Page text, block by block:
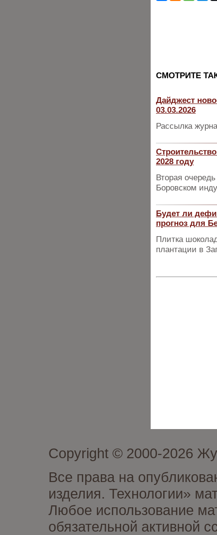
CМОТРИТЕ
Дайджест
03.03.2026
Рассылка
2028 году
Вторая
Боровском
Будет ли
прогноз для
Плитка
плантации в
Copyright © 2000-2026
Все права на
изделия. Технологии»
Любое использование
обязательной активной